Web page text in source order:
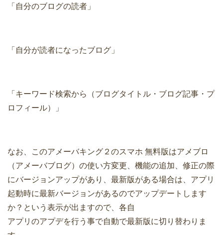
「自分のブログの読者」
「自分が読者になったブログ」
「キーワード検索から（ブログタイトル・ブログ記事・プ
ロフィール）」
なお、このアメーバキング２のスマホ 無料版はアメブロ
（アメーバブログ）の使い方変更、機能の追加、修正の際
にバージョンアップがあり、最新版がある場合は、アプリ
起動時に最新バージョンがあるのでアップデートします
か？という表示が出ますので、各自
アプリのアプデを行う事で自動で最新版に切り替わりま